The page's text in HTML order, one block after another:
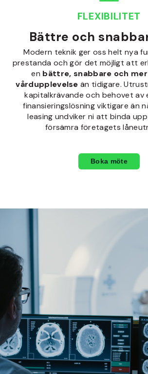
FLEXIBILITET
Bättre och
Modern teknik ger oss helt nya
prestanda och gör det möjligt att
en bättre, snabbare och
vårdupplevelse än tidigare.
kapitalkrävande och behovet av
finansieringslösning viktigare än
leasing undviker ni att binda
försämra företagets
Boka möte